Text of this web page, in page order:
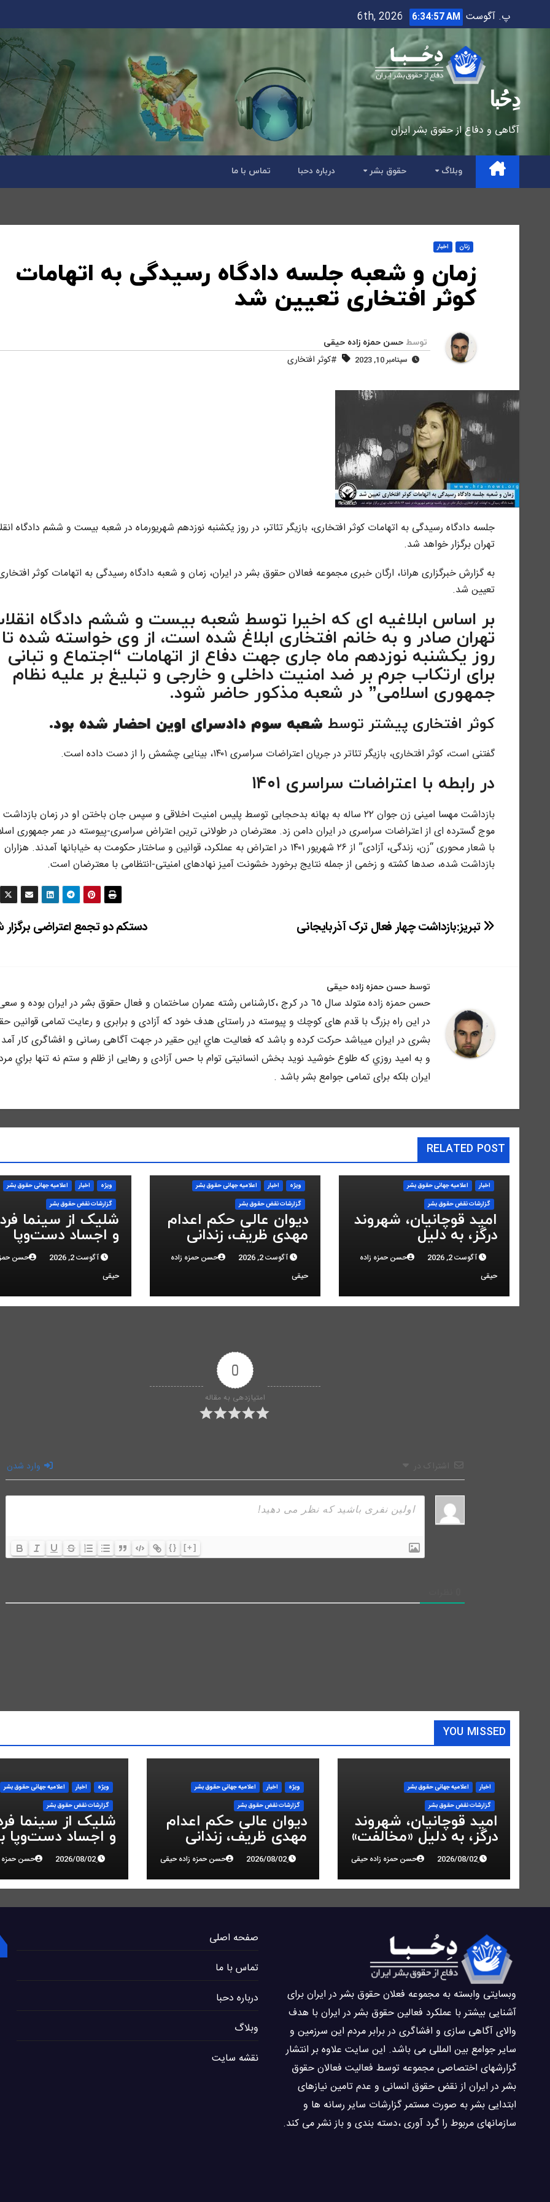
to
پ. آگوست 6th, 2026 6:34:58 AM
دِحُبا
آگاهی و دفاع از حقوق بشر ایران
وبلاگ حقوق بشر درباره دحبا تماس با ما
زنان اخبار
زمان و شعبه جلسه دادگاه رسیدگی به اتهامات
کوثر افتخاری تعیین شد
توسط حسن حمزه زاده حیقی
سپتامبر 10, 2023 #کوثر افتخاری
جلسه دادگاه رسیدگی به اتهامات کوثر افتخاری، بازیگر تئاتر، در روز یکشنبه نوزدهم شهریورماه در شعبه بیست و ششم دادگاه
تهران برگزار خواهد شد.
به گزارش خبرگزاری هرانا، ارگان خبری مجموعه فعالان حقوق بشر در ایران، زمان و شعبه دادگاه رسیدگی به اتهامات کوثر
تعیین شد.
بر اساس ابلاغیه ای که اخیرا توسط شعبه بیست و ششم دادگاه
تهران صادر و به خانم افتخاری ابلاغ شده است، از وی خواسته شده
روز یکشنبه نوزدهم ماه جاری جهت دفاع از اتهامات “اجتماع و تبانی
برای ارتکاب جرم بر ضد امنیت داخلی و خارجی و تبلیغ بر علیه نظام
جمهوری اسلامی” در شعبه مذکور حاضر شود.
کوثر افتخاری پیشتر توسط شعبه سوم دادسرای اوین احضار شده بود.
گفتنی است، کوثر افتخاری، بازیگر تئاتر در جریان اعتراضات سراسری ۱۴۰۱، بینایی چشمش را از دست داده است.
در رابطه با اعتراضات سراسری ۱۴۰۱
بازداشت مهسا امینی زن جوان ۲۲ ساله به بهانه بدحجابی توسط پلیس امنیت اخلاقی و سپس جان باختن او در زمان
موج گسترده ای از اعتراضات سراسری در ایران دامن زد. معترضان در طولانی ترین اعتراض سراسری-پیوسته در عمر جمهوری
با شعار محوری “زن، زندگی، آزادی” از ۲۶ شهریور ۱۴۰۱ در اعتراض به عملکرد، قوانین و ساختار حکومت به خیابانها آمدند. هزاران
بازداشت شده، صدها کشته و زخمی از جمله نتایج برخورد خشونت آمیز نهادهای امنیتی-انتظامی با معترضان است.
راهبری دستکم دو تجمع اعتراضی برگزار تبریز:بازداشت چهار فعال ترک آذربایجانی
توسط حسن حمزه زاده حیقی
حسن حمزه زاده متولد سال ٦٥ در كرج ،كارشناس رشته عمران ساختمان و فعال حقوق بشر در ايران بوده و
در اين راه بزرگ با قدم هاى كوچك و پيوسته در راستاى هدف خود كه آزادى و برابرى و رعايت تمامى قوانين
بشرى در ايران ميباشد حركت كرده و باشد كه فعاليت هاي اين حقير در جهت آگاهى رسانى و افشاگرى كار آمد
و به اميد روزي كه طلوع خوشيد نويد بخش انسانيتى توام با حس آزادى و رهايى از ظلم و ستم نه تنها براي
ايران بلكه براى تمامى جوامع بشر باشد .
RELATED POST
اخبار
اعلاميه جهانی حقوق بشر
گزارشات نقض حقوق بشر
امید قوچانیان، شهروند
درگز، به دلیل
«مخالفت» با حکومت
به ۵ سال زندان محکوم
شد
آگوست 2, 2026
حسن حمزه زاده
حیقی
ویژه اخبار
اعلاميه جهانی حقوق بشر
گزارشات نقض حقوق بشر
دیوان عالی حکم اعدام
مهدی ظریف، زندانی
انقلاب ملی، را تایید
کردآگوست 2, 2026
حسن حمزه زاده
حیقی
ویژه اخبار
اعلاميه جهانی حقوق بشر
گزارشات نقض حقوق بشر
شلیک از سینما
و اجساد دست‌وپا
بسته؛ سرکوب
ملی در البرز
آگوست 2, 2026
حسن
حیقی
0
امتیازدهی به مقاله
اشتراک در وارد شدن
{} [+]
YOU MISSED
اخبار
اعلاميه جهانی حقوق بشر
گزارشات نقض حقوق بشر
امید قوچانیان، شهروند
درگز، به دلیل «مخالفت»
با حکومت به ۵ سال
زندان محکوم شدحسن حمزه زاده حیقی
ویژه اخبار
اعلاميه جهانی حقوق بشر
گزارشات نقض حقوق بشر
دیوان عالی حکم اعدام
مهدی ظریف، زندانی
انقلاب ملی، را تایید کرد
حسن حمزه زاده حیقی
ویژه اخبار
اعلاميه جهانی حقوق بشر
گزارشات نقض حقوق بشر
شلیک از سینما
و اجساد دست‌وپا
سرکوب انقلاب
البرز حسن حمزه
وبسايتى وابسته به مجموعه فعلان حقوق بشر در ایران برای
آشنایی بيشتر با عملکرد فعالین حقوق بشر در ایران با هدف
والاى آگاهى سازی و افشاگرى در برابر مردم این سرزمین و
ساير جوامع بین المللى می باشد. این سایت علاوه بر انتشار
گزارشهای اختصاصی مجموعه توسط فعاليت فعالان حقوق
بشر در ایران از نقض حقوق انسانی و عدم تامین نیازهای
ابتدایی بشر به صورت مستمر گزارشات سایر رسانه ها و
سازمانهای مربوط را گرد آوری ،دسته بندی و باز نشر می كند.
صفحه اصلی
تماس با ما
درباره دحبا
وبلاگ
نقشه سایت